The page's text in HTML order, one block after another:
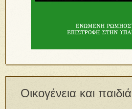
Οικογένεια και παιδιά